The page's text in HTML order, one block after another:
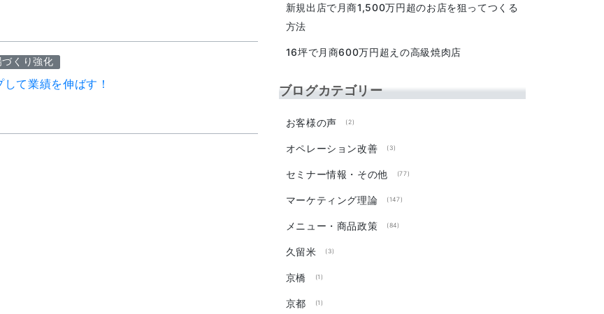
くり強化
て業績を伸ばす！
新規出店で月商1,500万円超のお店を狙ってつくる
方法
16坪で月商600万円超えの高級焼肉店
ブログカテゴリー
お客様の声 (2)
オペレーション改善 (3)
セミナー情報・その他 (77)
マーケティング理論 (147)
メニュー・商品政策 (84)
久留米 (3)
京橋 (1)
京都 (1)